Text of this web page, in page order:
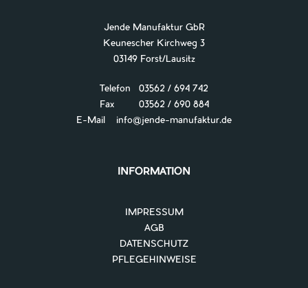
Jende Manufaktur GbR
Keunescher Kirchweg 3
03149 Forst/Lausitz
Telefon 03562 / 694 742
Fax 03562 / 690 884
E-Mail
info@jende-manufaktur.de
INFORMATION
IMPRESSUM
AGB
DATENSCHUTZ
PFLEGEHINWEISE